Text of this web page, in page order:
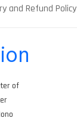
and Refund Policy
of